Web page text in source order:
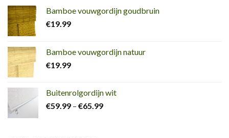
Bamboe vouwgordijn goudbruin
€19.99
Bamboe vouwgordijn natuur
€19.99
Buitenrolgordijn wit
€59.99 – €65.99